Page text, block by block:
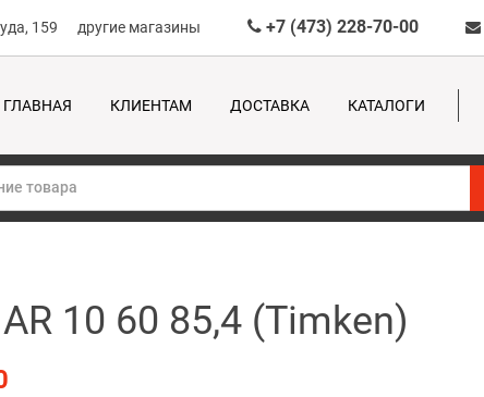
159 другие магазины +7 (473) 228-70-00
ГЛАВНАЯ КЛИЕНТАМ ДОСТАВКА КАТАЛОГИ
10 60 85,4 (Timken)